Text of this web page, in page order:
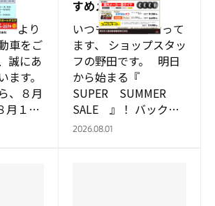
より
車をご
誠にあ
ます。
、８月
月１６
致し
すめメニュー』
いつもお世話になって
ます、 ショップスタッ
フの野田です。 明日
から始まる『
SUPER SUMMER
SALE 』！ バックヤ
ードでは着々とイベン
2026.08.01